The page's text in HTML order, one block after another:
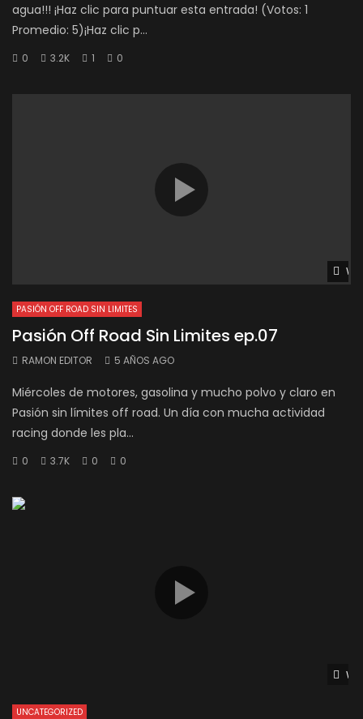
agua!!! ¡Haz clic para puntuar esta entrada! (Votos: 1
Promedio: 5)¡Haz clic p...
0 3.2K 1 0
PASIÓN OFF ROAD SIN LIMITES
Pasión Off Road Sin Limites ep.07
RAMON EDITOR 5 AÑOS AGO
Miércoles de motores, gasolina y mucho polvo y claro en
Pasión sin límites off road. Un día con mucha actividad
racing donde les pla...
0 3.7K 0 0
UNCATEGORIZED